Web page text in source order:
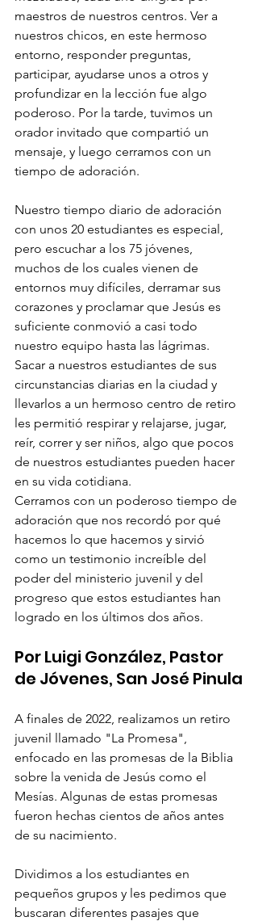
maestros de nuestros centros. Ver a
nuestros chicos, en este hermoso
entorno, responder preguntas,
participar, ayudarse unos a otros y
profundizar en la lección fue algo
poderoso. Por la tarde, tuvimos un
orador invitado que compartió un
mensaje, y luego cerramos con un
tiempo de adoración.
Nuestro tiempo diario de adoración
con unos 20 estudiantes es especial,
pero escuchar a los 75 jóvenes,
muchos de los cuales vienen de
entornos muy difíciles, derramar sus
corazones y proclamar que Jesús es
suficiente conmovió a casi todo
nuestro equipo hasta las lágrimas.
Sacar a nuestros estudiantes de sus
circunstancias diarias en la ciudad y
llevarlos a un hermoso centro de retiro
les permitió respirar y relajarse, jugar,
reír, correr y ser niños, algo que pocos
de nuestros estudiantes pueden hacer
en su vida cotidiana.
Cerramos con un poderoso tiempo de
adoración que nos recordó por qué
hacemos lo que hacemos y sirvió
como un testimonio increíble del
poder del ministerio juvenil y del
progreso que estos estudiantes han
logrado en los últimos dos años.
Por Luigi González, Pastor
de Jóvenes, San José Pinula
A finales de 2022, realizamos un retiro
juvenil llamado "La Promesa",
enfocado en las promesas de la Biblia
sobre la venida de Jesús como el
Mesías. Algunas de estas promesas
fueron hechas cientos de años antes
de su nacimiento.
Dividimos a los estudiantes en
pequeños grupos y les pedimos que
buscaran diferentes pasajes que